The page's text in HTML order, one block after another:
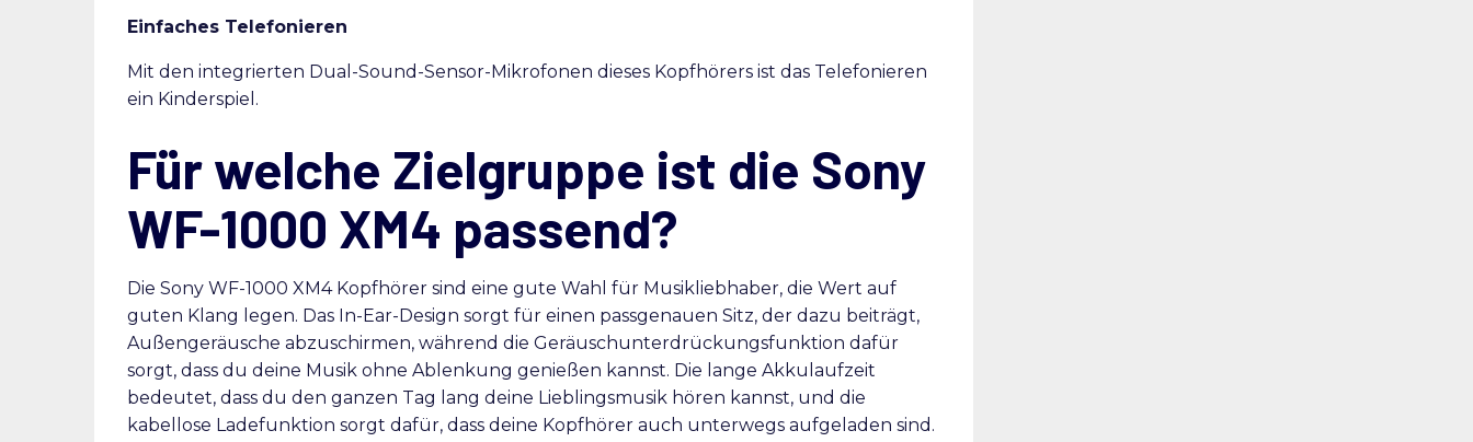
Einfaches Telefonieren
Mit den integrierten Dual-Sound-Sensor-Mikrofonen dieses Kopfhörers ist das Telefonieren
ein Kinderspiel.
Für welche Zielgruppe ist die Sony
WF-1000 XM4 passend?
Die Sony WF-1000 XM4 Kopfhörer sind eine gute Wahl für Musikliebhaber, die Wert auf
guten Klang legen. Das In-Ear-Design sorgt für einen passgenauen Sitz, der dazu beiträgt,
Außengeräusche abzuschirmen, während die Geräuschunterdrückungsfunktion dafür
sorgt, dass du deine Musik ohne Ablenkung genießen kannst. Die lange Akkulaufzeit
bedeutet, dass du den ganzen Tag lang deine Lieblingsmusik hören kannst, und die
kabellose Ladefunktion sorgt dafür, dass deine Kopfhörer auch unterwegs aufgeladen sind.